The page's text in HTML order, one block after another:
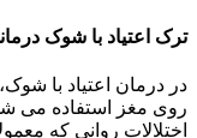
ترک اعتیاد با شوک
در درمان اعتیاد با
روی مغز استفاده می
اختلالات روانی که